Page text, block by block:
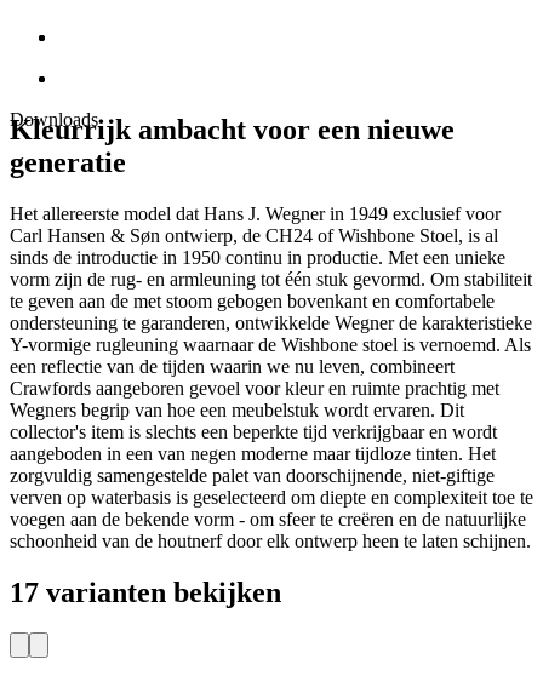
Downloads
Kleurrijk ambacht voor een nieuwe
generatie
Het allereerste model dat Hans J. Wegner in 1949 exclusief voor
Carl Hansen & Søn ontwierp, de CH24 of Wishbone Stoel, is al
sinds de introductie in 1950 continu in productie. Met een unieke
vorm zijn de rug- en armleuning tot één stuk gevormd. Om stabiliteit
te geven aan de met stoom gebogen bovenkant en comfortabele
ondersteuning te garanderen, ontwikkelde Wegner de karakteristieke
Y-vormige rugleuning waarnaar de Wishbone stoel is vernoemd. Als
een reflectie van de tijden waarin we nu leven, combineert
Crawfords aangeboren gevoel voor kleur en ruimte prachtig met
Wegners begrip van hoe een meubelstuk wordt ervaren. Dit
collector's item is slechts een beperkte tijd verkrijgbaar en wordt
aangeboden in een van negen moderne maar tijdloze tinten. Het
zorgvuldig samengestelde palet van doorschijnende, niet-giftige
verven op waterbasis is geselecteerd om diepte en complexiteit toe te
voegen aan de bekende vorm - om sfeer te creëren en de natuurlijke
schoonheid van de houtnerf door elk ontwerp heen te laten schijnen.
17 varianten bekijken